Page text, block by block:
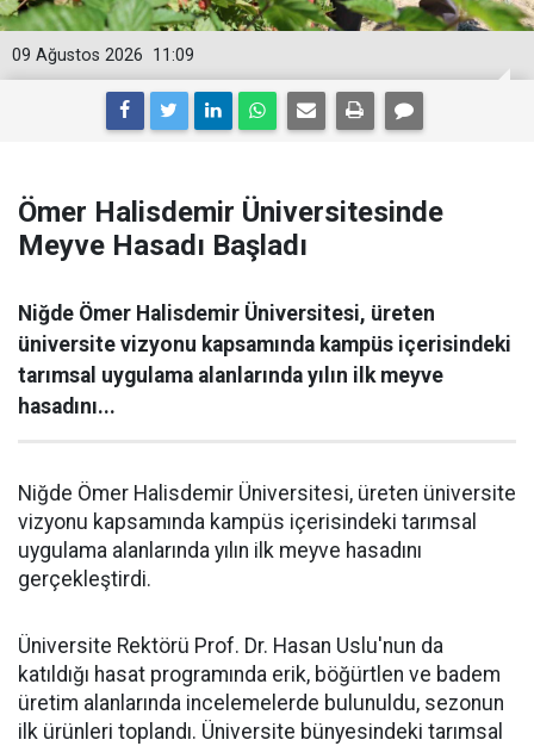
11:09
09 Ağustos 2026
Ömer Halisdemir Üniversitesinde
Meyve Hasadı Başladı
Niğde Ömer Halisdemir Üniversitesi, üreten
üniversite vizyonu kapsamında kampüs içerisindeki
tarımsal uygulama alanlarında yılın ilk meyve
hasadını...
Niğde Ömer Halisdemir Üniversitesi, üreten üniversite
vizyonu kapsamında kampüs içerisindeki tarımsal
uygulama alanlarında yılın ilk meyve hasadını
gerçekleştirdi.
Üniversite Rektörü Prof. Dr. Hasan Uslu'nun da
katıldığı hasat programında erik, böğürtlen ve badem
üretim alanlarında incelemelerde bulunuldu, sezonun
ilk ürünleri toplandı. Üniversite bünyesindeki tarımsal